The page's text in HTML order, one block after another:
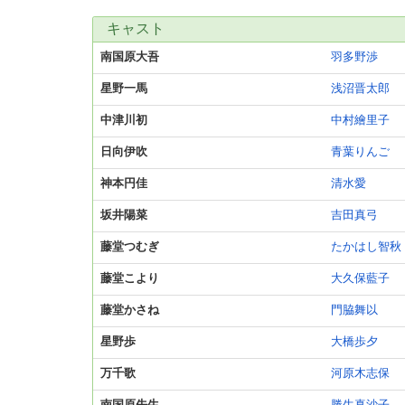
キャスト
南国原大吾 羽多野渉
星野一馬 浅沼晋太郎
中津川初 中村繪里子
日向伊吹 青葉りんご
神本円佳 清水愛
坂井陽菜 吉田真弓
藤堂つむぎ たかはし智秋
藤堂こより 大久保藍子
藤堂かさね 門脇舞以
星野歩 大橋歩夕
万千歌 河原木志保